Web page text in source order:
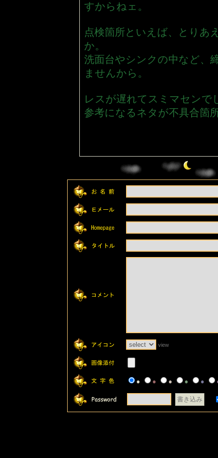
すからねェ。
点検箇所といえば、とりあ
か。
洗面台やシンクの中など、
ませんから。
レスが遅れてスミマセンで
参考になるネタが不具合箇
view
● ● ● ● ●